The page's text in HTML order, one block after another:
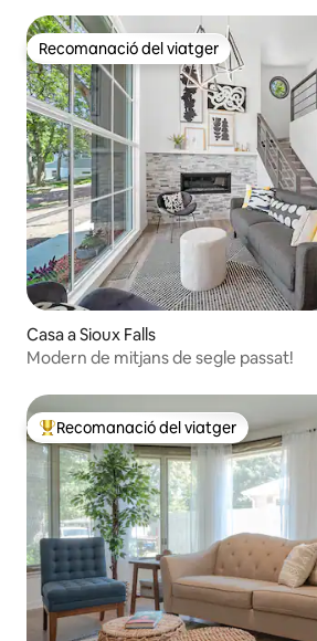
Recomanació del viatger
Recomanació del viatger
Casa a Sioux Falls
Modern de mitjans de segle passat!
Principals recomanacions dels viatgers
Recomanació del viatger